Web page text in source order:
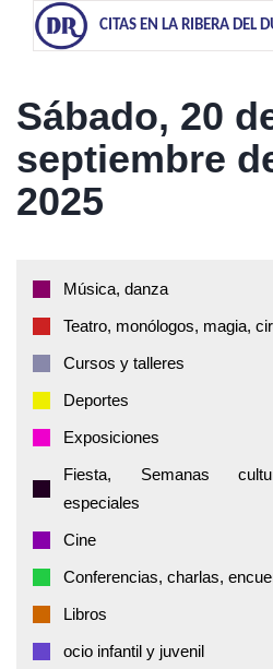
CITAS EN LA RIBERA DEL
Sábado, 20
septiembre
2025
Música, danza
Teatro, monólogos, magia,
Cursos y talleres
Deportes
Exposiciones
Fiesta, Semanas
especiales
Cine
Conferencias, charlas,
Libros
ocio infantil y juvenil